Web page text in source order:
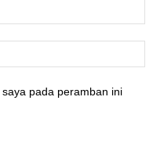
pada peramban ini